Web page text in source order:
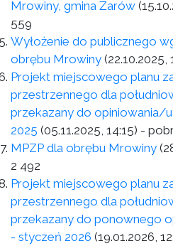
Mrowiny, gmina Żarów
559
Wyłożenie do publicznego
obrębu Mrowiny (22.10.2025,
Projekt miejscowego planu
przestrzennego dla
przekazany do opiniowania/
2025 (05.11.2025, 14:15) -
MPZP dla obrębu Mrowiny
2 492
Projekt miejscowego planu
przestrzennego dla
przekazany do ponownego
- styczeń 2026 (19.01.2026,